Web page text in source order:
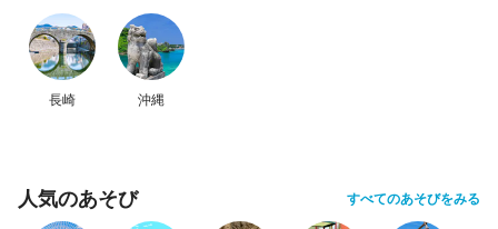
長崎 沖縄
人気のあそび すべてのあそびをみる